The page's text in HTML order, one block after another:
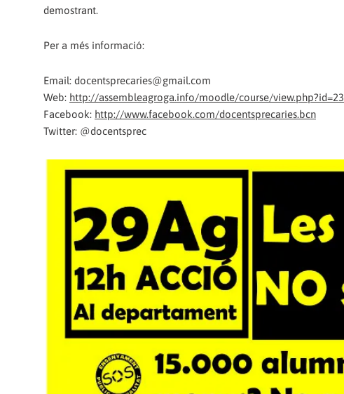
demostrant.
Per a més informació:
Email: docentsprecaries@gmail.com
Web: http://assembleagroga.info/moodle/course/view.php?id=23
Facebook: http://www.facebook.com/docentsprecaries.bcn
Twitter: @docentsprec